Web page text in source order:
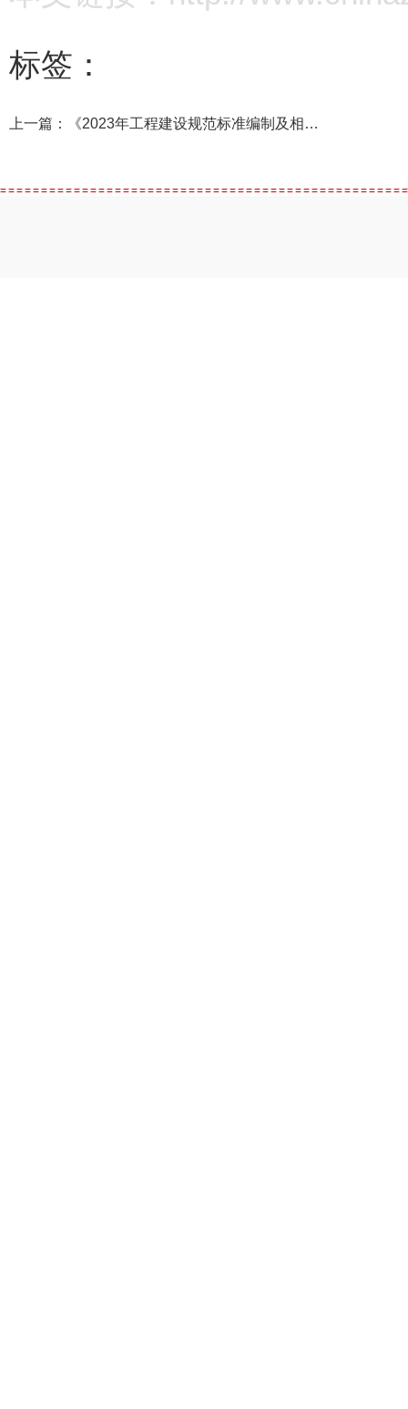
标签：
上一篇： 《2023年工程建设规范标准编制及相关工作 计划（征求意见稿）》